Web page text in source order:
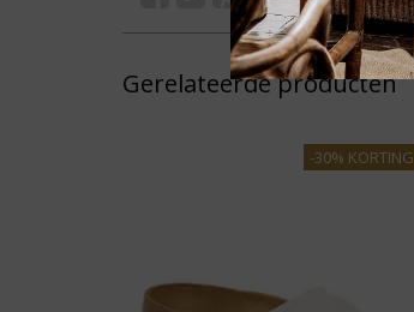
Gerelateerde producten
-30% KORTING